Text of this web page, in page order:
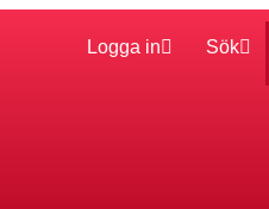
Logga in Sök